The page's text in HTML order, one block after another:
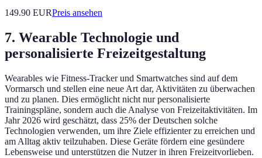
149.90 EURPreis ansehen
7. Wearable Technologie und
personalisierte Freizeitgestaltung
Wearables wie Fitness-Tracker und Smartwatches sind auf dem
Vormarsch und stellen eine neue Art dar, Aktivitäten zu überwachen
und zu planen. Dies ermöglicht nicht nur personalisierte
Trainingspläne, sondern auch die Analyse von Freizeitaktivitäten. Im
Jahr 2026 wird geschätzt, dass 25% der Deutschen solche
Technologien verwenden, um ihre Ziele effizienter zu erreichen und
am Alltag aktiv teilzuhaben. Diese Geräte fördern eine gesündere
Lebensweise und unterstützen die Nutzer in ihren Freizeitvorlieben.